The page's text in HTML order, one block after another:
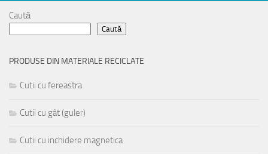
Caută
Caută
PRODUSE DIN MATERIALE RECICLATE
Cutii cu fereastra
Cutii cu gât (guler)
Cutii cu inchidere magnetica